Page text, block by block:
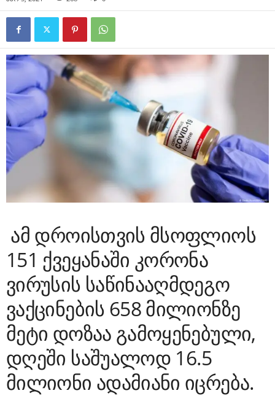
ამ დროისთვის მსოფლიოს
151 ქვეყანაში კორონა
ვირუსის საწინააღმდეგო
ვაქცინების 658 მილიონზე
მეტი დოზაა გამოყენებული,
დღეში საშუალოდ 16.5
მილიონი ადამიანი იცრება.